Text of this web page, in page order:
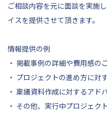
ご相談内容を元に面談を実施
イスを提供させて頂きます。
情報提供の例
・ 掲載事例の詳細や費用感の
・ プロジェクトの進め方に対
・ 稟議資料作成に対するアド
・ その他、実行中プロジェク